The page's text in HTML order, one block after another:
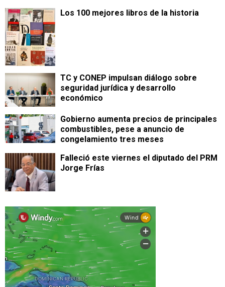
Los 100 mejores libros de la historia
TC y CONEP impulsan diálogo sobre
seguridad jurídica y desarrollo
económico
Gobierno aumenta precios de principales
combustibles, pese a anuncio de
congelamiento tres meses
Falleció este viernes el diputado del PRM
Jorge Frías